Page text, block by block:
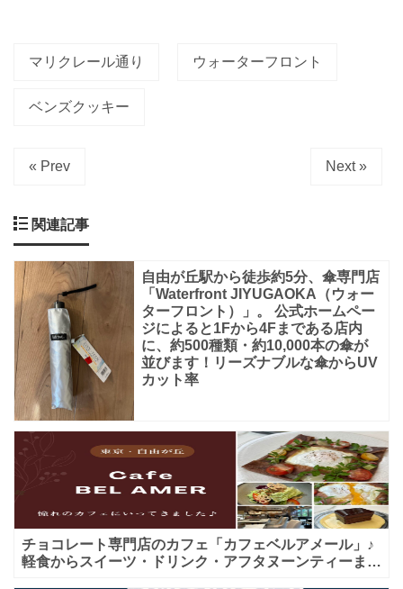
来
自
が
の
イ
メ
ー
ジ
向
上
や
集
増
ど
マリクレール通り ウォーターフロント
ベンズクッキー
« Prev Next »
関連記事
自由が丘駅から徒歩約5分、傘専門店
「Waterfront JIYUGAOKA（ウォー
ターフロント）」。 公式ホームペー
ジによると1Fから4Fまである店内
に、約500種類・約10,000本の傘が
並びます！リーズナブルな傘からUV
カット率
チョコレート専門店のカフェ「カフェベルアメール」♪
軽食からスイーツ・ドリンク・アフタヌーンティーまで